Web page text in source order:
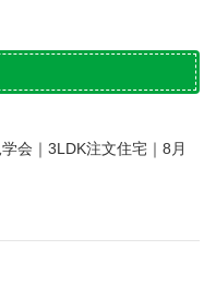
会｜3LDK注文住宅｜8月